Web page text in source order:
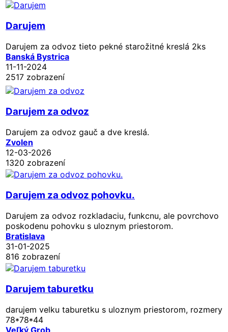
Darujem
Darujem za odvoz tieto pekné starožitné kreslá 2ks
Banská Bystrica
11-11-2024
2517 zobrazení
Darujem za odvoz
Darujem za odvoz gauč a dve kreslá.
Zvolen
12-03-2026
1320 zobrazení
Darujem za odvoz pohovku.
Darujem za odvoz rozkladaciu, funkcnu, ale povrchovo
poskodenu pohovku s uloznym priestorom.
Bratislava
31-01-2025
816 zobrazení
Darujem taburetku
darujem velku taburetku s uloznym priestorom, rozmery
78*78*44
Veľký Grob